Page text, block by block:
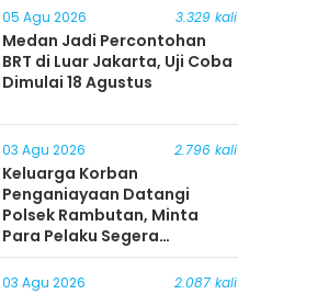
05 Agu 2026 3.329 kali
Medan Jadi Percontohan
BRT di Luar Jakarta, Uji Coba
Dimulai 18 Agustus
03 Agu 2026 2.796 kali
Keluarga Korban
Penganiayaan Datangi
Polsek Rambutan, Minta
Para Pelaku Segera
Ditangkap
03 Agu 2026 2.087 kali